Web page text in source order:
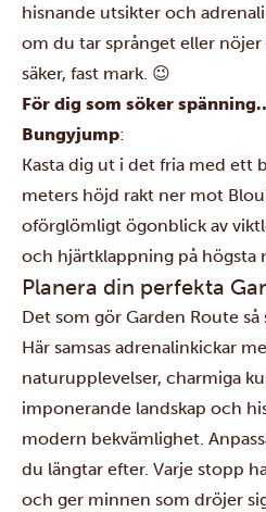
hisnande utsikter och
om du tar språnget eller nöjer
säker, fast mark. 😉
För dig som söker
Bungyjump:
Kasta dig ut i det fria med ett
meters höjd rakt ner mot
oförglömligt ögonblick av
och hjärtklappning på högsta
Planera din perfekta
Det som gör Garden Route så
Här samsas adrenalinkickar
naturupplevelser, charmiga
imponerande landskap och
modern bekvämlighet.
du längtar efter. Varje stopp
och ger minnen som dröjer